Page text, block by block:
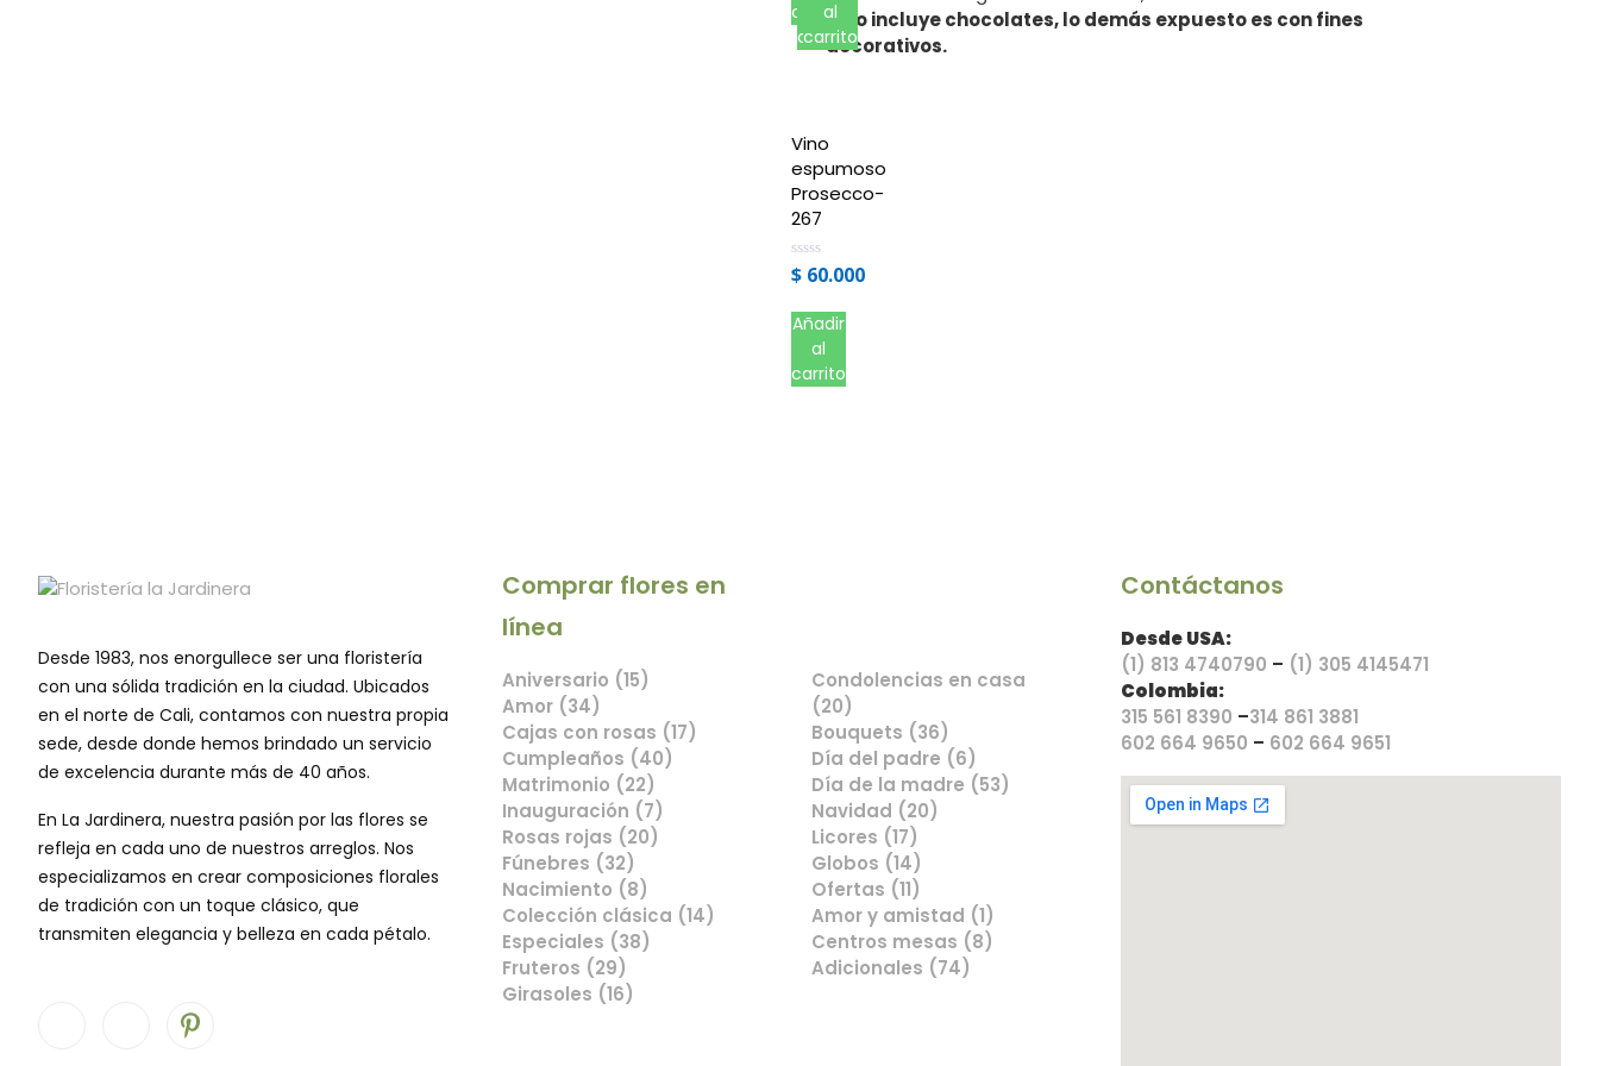
Sólo incluye chocolates, lo demás expuesto es con fines
decorativos.
carrito
al
carrito
al
carrito
Vino
espumoso
Prosecco-
267
Valorado
en
de
5
$60.000
Añadir
al
carrito
Desde 1983, nos enorgullece ser una floristería
con una sólida tradición en la ciudad. Ubicados
en el norte de Cali, contamos con nuestra propia
sede, desde donde hemos brindado un servicio
de excelencia durante más de 40 años.
En La Jardinera, nuestra pasión por las flores se
refleja en cada uno de nuestros arreglos. Nos
especializamos en crear composiciones florales
de tradición con un toque clásico, que
transmiten elegancia y belleza en cada pétalo.
Comprar flores en
línea
Aniversario (15)
Amor (34)
Cajas con rosas (17)
Cumpleaños (40)
Matrimonio (22)
Inauguración (7)
Rosas rojas (20)
Fúnebres (32)
Nacimiento (8)
Colección clásica (14)
Especiales (38)
Fruteros (29)
Girasoles (16)
Condolencias en casa
(20)
Bouquets (36)
Día del padre (6)
Día de la madre (53)
Navidad (20)
Licores (17)
Globos (14)
Ofertas (11)
Amor y amistad (1)
Centros mesas (8)
Adicionales (74)
Contáctanos
Desde USA:
(1) 813 4740790 – (1) 305 4145471
Colombia:
315 561 8390 –314 861 3881
602 664 9650 – 602 664 9651